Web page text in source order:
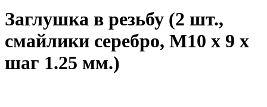
Заглушка в резьбу (2 шт.,
смайлики серебро, М10 x 9 x
шаг 1.25 мм.)